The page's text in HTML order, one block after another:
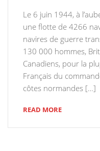
Le 6 juin 1944, à
une flotte de 4266
navires de guerre
130 000 hommes,
Canadiens, pour la
Français du
côtes normandes […]
READ MORE